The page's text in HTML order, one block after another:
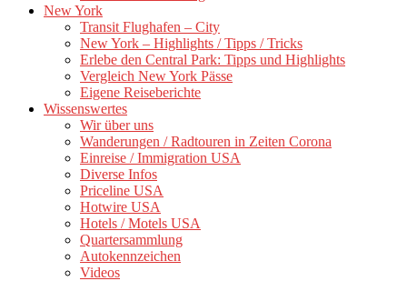
New York
Transit Flughafen – City
New York – Highlights / Tipps / Tricks
Erlebe den Central Park: Tipps und Highlights
Vergleich New York Pässe
Eigene Reiseberichte
Wissenswertes
Wir über uns
Wanderungen / Radtouren in Zeiten Corona
Einreise / Immigration USA
Diverse Infos
Priceline USA
Hotwire USA
Hotels / Motels USA
Quartersammlung
Autokennzeichen
Videos